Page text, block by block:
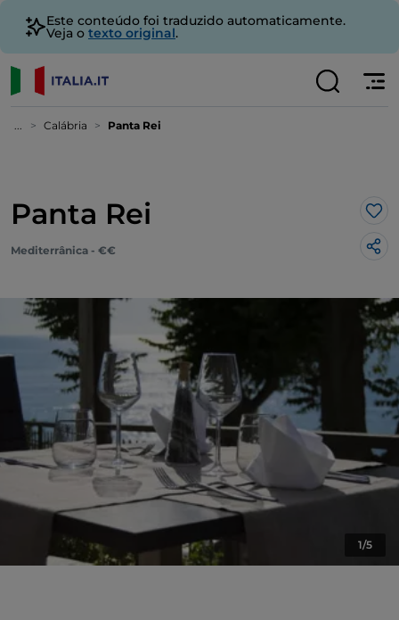
Este conteúdo foi traduzido automaticamente.
Veja o texto original.
... Calábria Panta Rei
Panta Rei
Mediterrânica - €€
1/5